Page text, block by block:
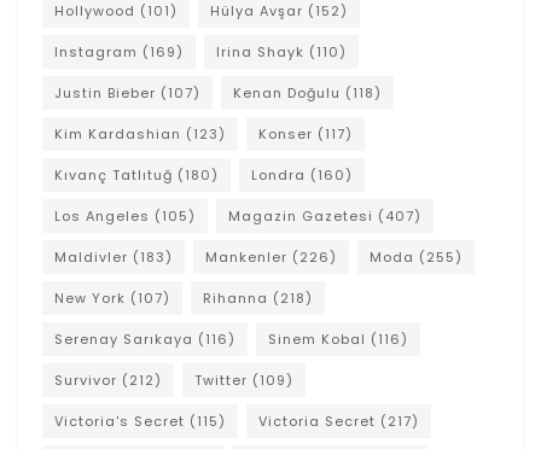
Hollywood (101) Hülya Avşar (152)
Instagram (169) Irina Shayk (110)
Justin Bieber (107) Kenan Doğulu (118)
Kim Kardashian (123) Konser (117)
Kıvanç Tatlıtuğ (180) Londra (160)
Los Angeles (105) Magazin Gazetesi (407)
Maldivler (183) Mankenler (226) Moda (255)
New York (107) Rihanna (218)
Serenay Sarıkaya (116) Sinem Kobal (116)
Survivor (212) Twitter (109)
Victoria's Secret (115) Victoria Secret (217)